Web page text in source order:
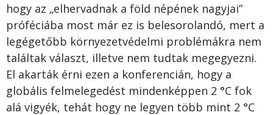
hogy az „elhervadnak a föld népének nagyjai”
próféciába most már ez is belesorolandó, mert a
legégetőbb környezetvédelmi problémákra nem
találtak választ, illetve nem tudtak megegyezni.
El akarták érni ezen a konferencián, hogy a
globális felmelegedést mindenképpen 2 °C fok
alá vigyék, tehát hogy ne legyen több mint 2 °C